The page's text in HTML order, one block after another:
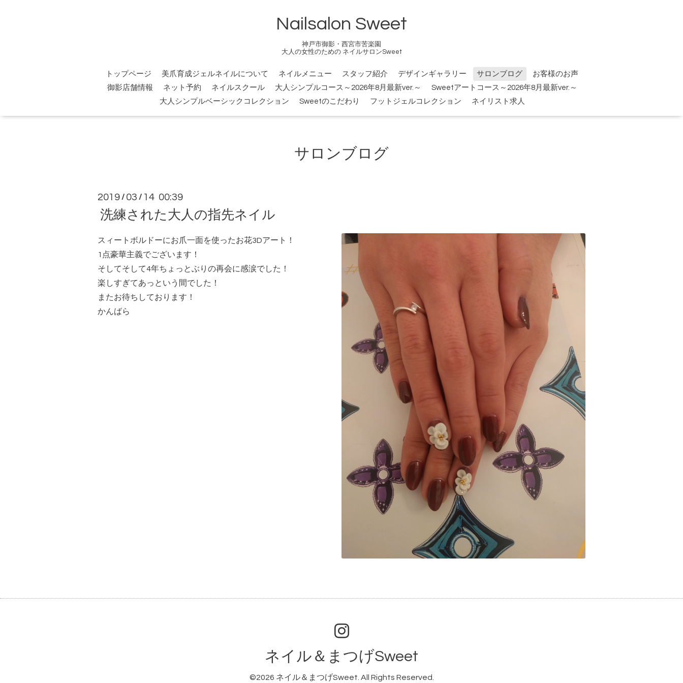
Nailsalon Sweet
神戸市御影・西宮市苦楽園
大人の女性のための ネイルサロンSweet
トップページ 美爪育成ジェルネイルについて ネイルメニュー スタッフ紹介 デザインギャラリー サロンブログ
お客様のお声
御影店舗情報
ネット予約 ネイルスクール 大人シンプルコース～2026年8月最新ver.～
Sweetアートコース～2026年8月最新ver.～
大人シンプルベーシックコレクション
Sweetのこだわり フットジェルコレクション ネイリスト求人
サロンブログ
2019 / 03 / 14 00:39
洗練された大人の指先ネイル
スィートボルドーにお爪一面を使ったお花3Dアート！
1点豪華主義でございます！
そしてそして4年ちょっとぶりの再会に感涙でした！
楽しすぎてあっという間でした！
またお待ちしております！
かんばら
ネイル＆まつげSweet
©2026 ネイル＆まつげSweet . All Rights Reserved.